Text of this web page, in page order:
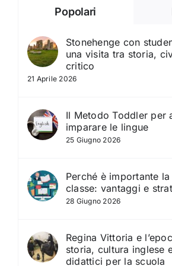
Popolari
Stonehenge con
una visita tra storia,
critico
21 Aprile 2026
Il Metodo Toddler per
imparare le lingue
25 Giugno 2026
Perché è importante
classe: vantaggi e
28 Giugno 2026
Regina Vittoria e
storia, cultura inglese
didattici per la scuola